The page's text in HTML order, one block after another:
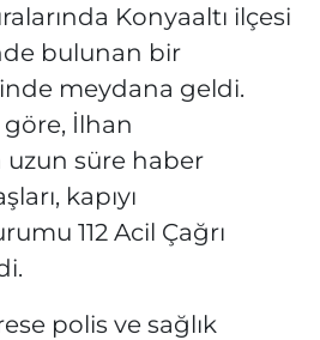
Konyaaltı ilçesi
bulunan bir
meydana geldi.
İlhan
uzun süre haber
kapıyı
112 Acil Çağrı
polis ve sağlık